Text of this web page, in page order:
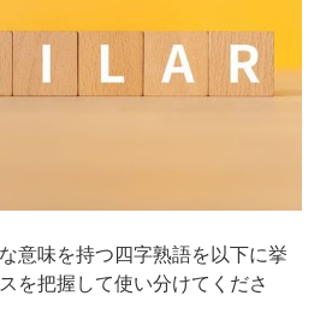
意味を持つ四字熟語を以下に挙
を把握して使い分けてくださ